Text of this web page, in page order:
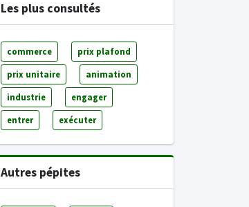
Les plus consultés
commerce prix plafond
prix unitaire animation
industrie engager
entrer exécuter
Autres pépites